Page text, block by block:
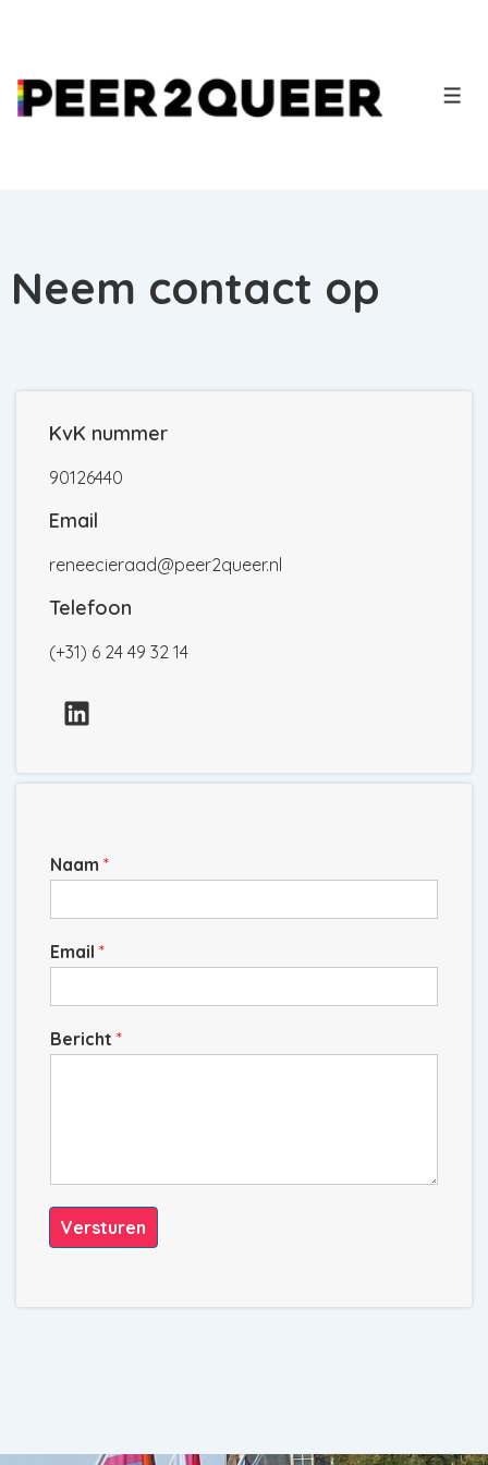
Neem contact op
KvK nummer
90126440
Email
reneecieraad@peer2queer.nl
Telefoon
(+31) 6 24 49 32 14
Naam *
Email *
Bericht *
Versturen